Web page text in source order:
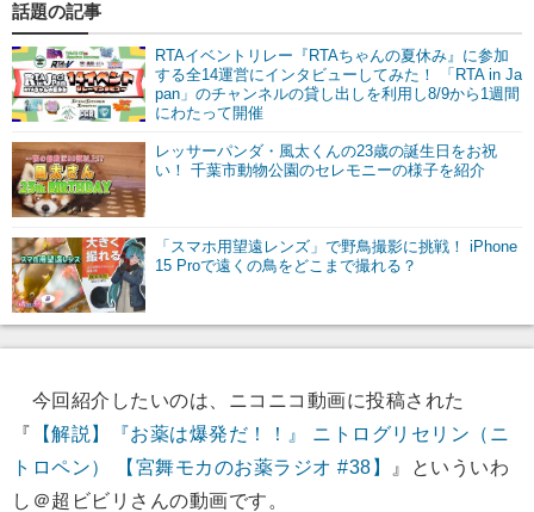
ニコニコQ
話題の記事
RTAイベントリレー『RTAちゃんの夏休み』に参加
する全14運営にインタビューしてみた！ 「RTA in Ja
pan」のチャンネルの貸し出しを利用し8/9から1週間
にわたって開催
レッサーパンダ・風太くんの23歳の誕生日をお祝
い！ 千葉市動物公園のセレモニーの様子を紹介
「スマホ用望遠レンズ」で野鳥撮影に挑戦！ iPhone
15 Proで遠くの鳥をどこまで撮れる？
今回紹介したいのは、ニコニコ動画に投稿された
『 【解説】『お薬は爆発だ！！』 ニトログリセリン（ニ
トロペン） 【宮舞モカのお薬ラジオ #38】
』といういわ
し＠超ビビリさんの動画です。